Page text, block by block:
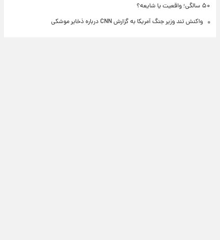
۵۰ سالگی؛ واقعیت یا شایعه؟
واکنش تند وزیر جنگ آمریکا به گزارش CNN درباره ذخایر موشکی